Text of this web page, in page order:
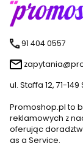
91 404 0557
ul. Staffa 12, 71-149
Promoshop.pl to
reklamowych z
oferując
as a Service.